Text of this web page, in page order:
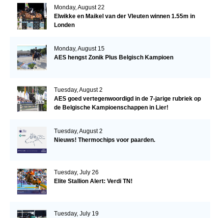
Monday, August 22
Elwikke en Maikel van der Vleuten winnen 1.55m in
Londen
Monday, August 15
AES hengst Zonik Plus Belgisch Kampioen
Tuesday, August 2
AES goed vertegenwoordigd in de 7-jarige rubriek op
de Belgische Kampioenschappen in Lier!
Tuesday, August 2
Nieuws! Thermochips voor paarden.
Tuesday, July 26
Elite Stallion Alert: Verdi TN!
Tuesday, July 19